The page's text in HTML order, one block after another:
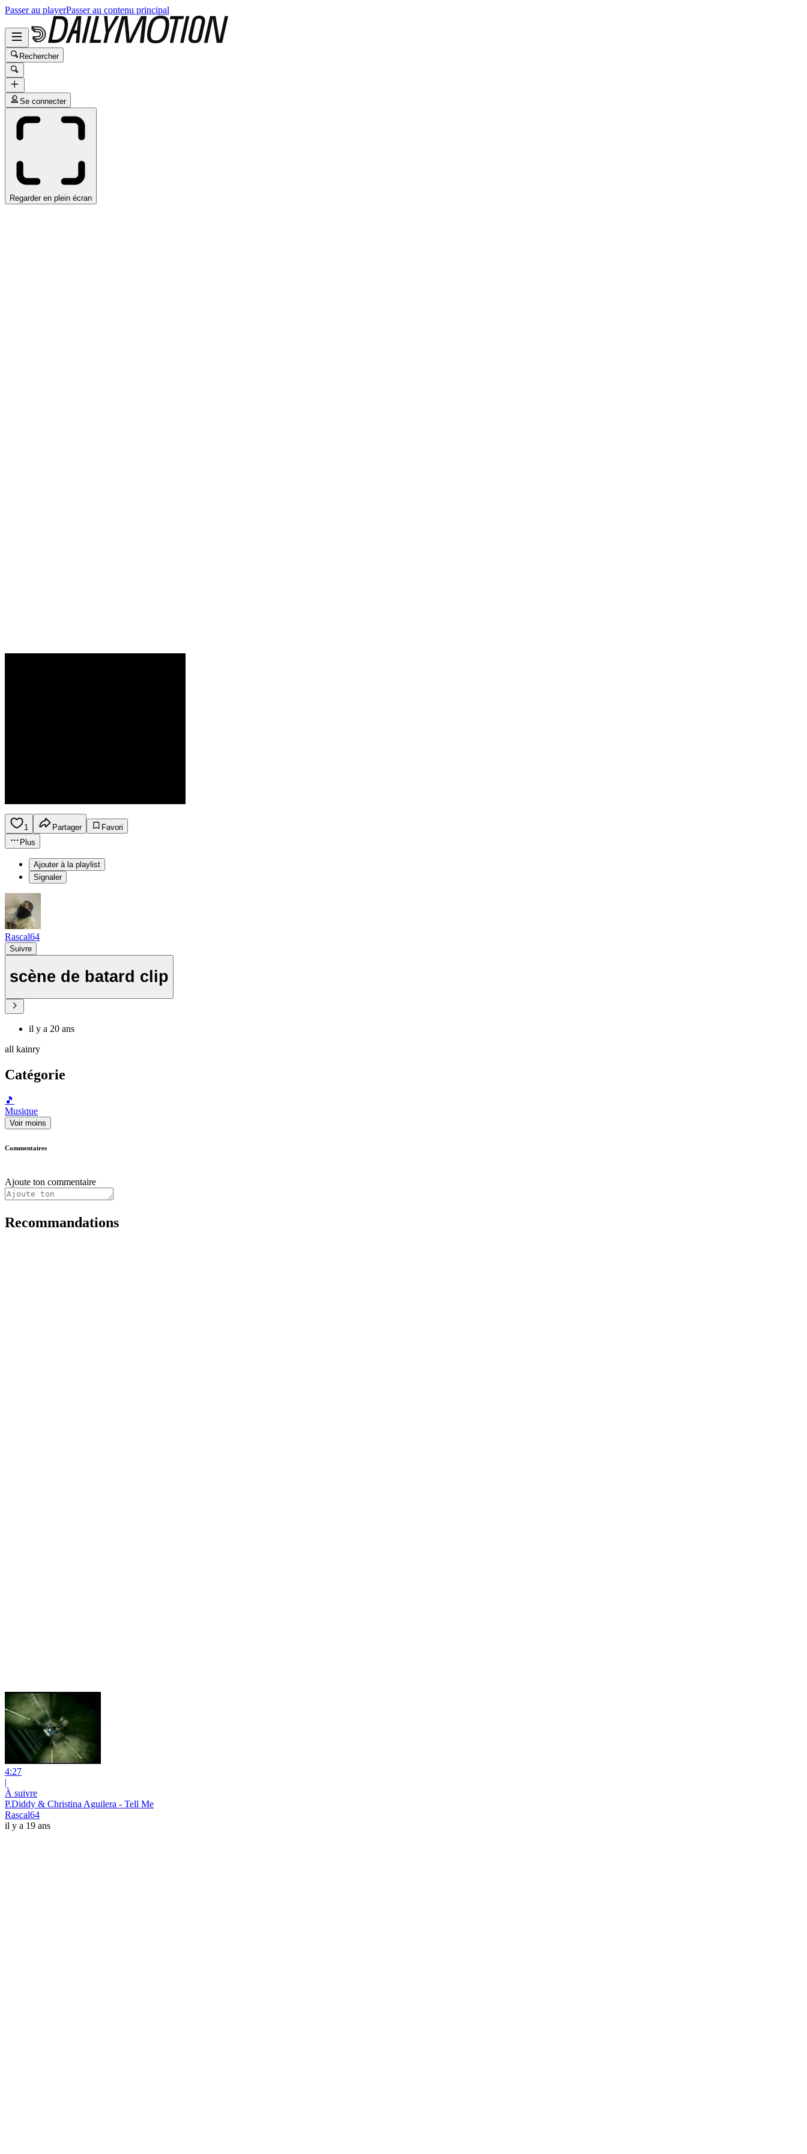
Passer au playerPasser au contenu principal
Rechercher
Se connecter
Regarder en plein écran
1 Partager
Favori
Plus
Ajouter à la playlist
Signaler
Rascal64
Suivre
scène de batard clip
il y a 20 ans
all kainry
Catégorie
🎵
Musique
Voir moins
Commentaires
Ajoute ton commentaire
Recommandations
4:27
|
À suivre
P.Diddy & Christina Aguilera - Tell Me
Rascal64
il y a 19 ans